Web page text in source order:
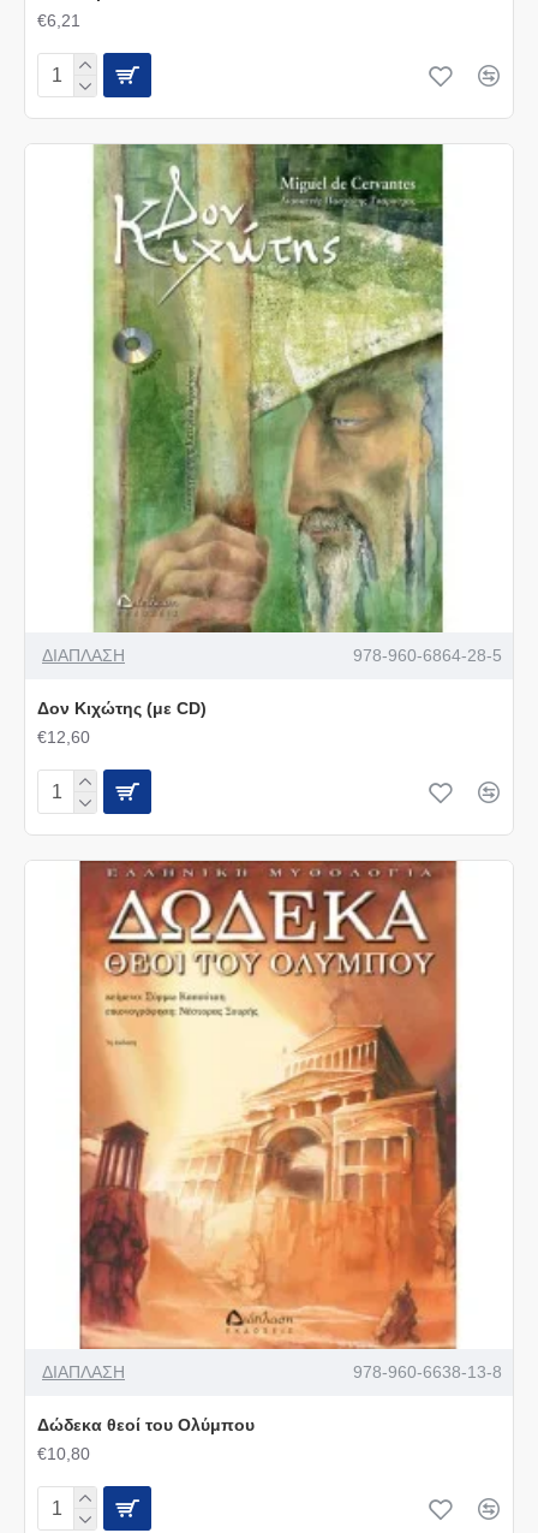
€6,21
ΔΙΑΠΛΑΣΗ 978-960-6864-28-5
Δον Κιχώτης (με CD)
€12,60
ΔΙΑΠΛΑΣΗ 978-960-6638-13-8
Δώδεκα θεοί του Ολύμπου
€10,80